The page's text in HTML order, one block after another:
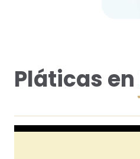
Pláticas en